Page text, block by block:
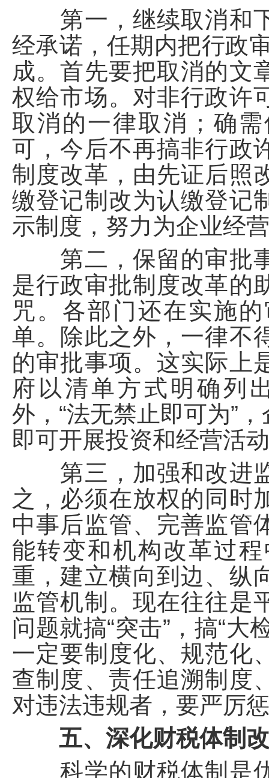
第一，继续取消和下
经承诺，任期内把行政
成。首先要把取消的文
权给市场。对非行政许
取消的一律取消；确
可，今后不再搞非行政
制度改革，由先证后照
缴登记制改为认缴登记
示制度，努力为企业经
第二，保留的审批事
是行政审批制度改革的
咒。各部门还在实施
单。除此之外，一律不
的审批事项。这实际上
府以清单方式明确列
外，“法无禁止即可为”
即可开展投资和经营活
第三，加强和改进监
之，必须在放权的同时
中事后监管、完善监管
能转变和机构改革过
重，建立横向到边、纵
监管机制。现在往往是
问题就搞“突击”，搞“大
一定要制度化、规范化
查制度、责任追溯制度
对违法违规者，要严厉
五、深化财税体制
科学的财税体制是优